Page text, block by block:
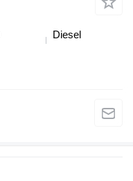
Diesel